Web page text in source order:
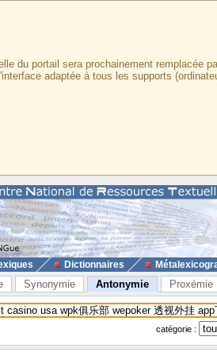
du portail sera prochainement remplacée
adaptée à tous les supports
Dictionnaires
Synonymie Antonymie Proxémie
catégorie :